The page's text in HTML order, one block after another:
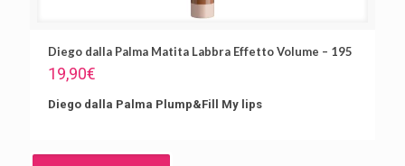
Diego dalla Palma Matita Labbra Effetto Volume – 195
19,90€
Diego dalla Palma Plump&Fill My lips